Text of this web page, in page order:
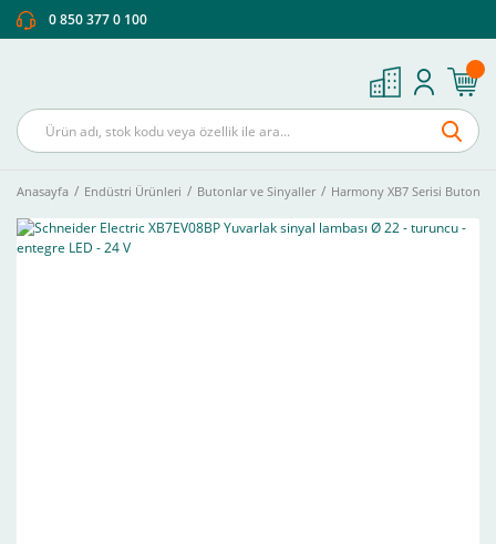
0 850 377 0 100
Anasayfa Endüstri Ürünleri Butonlar ve Sinyaller Harmony XB7 Serisi Buton